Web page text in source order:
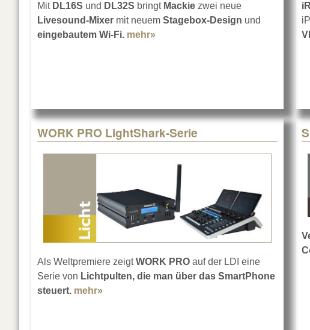
Mit DL16S und DL32S bringt Mackie zwei neue
Livesound-Mixer mit neuem Stagebox-Design und
eingebautem Wi-Fi. mehr» about Mackies DL Serie mit zwei
WORK PRO LightShark-Serie
Als Weltpremiere zeigtWORK PRO auf der LDI eine
Serie von Lichtpulten, die man über das SmartPhone
steuert. mehr»